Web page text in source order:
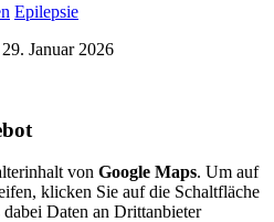
Epilepsie
Januar 2026
von Google Maps. Um auf
klicken Sie auf die Schaltfläche
Daten an Drittanbieter